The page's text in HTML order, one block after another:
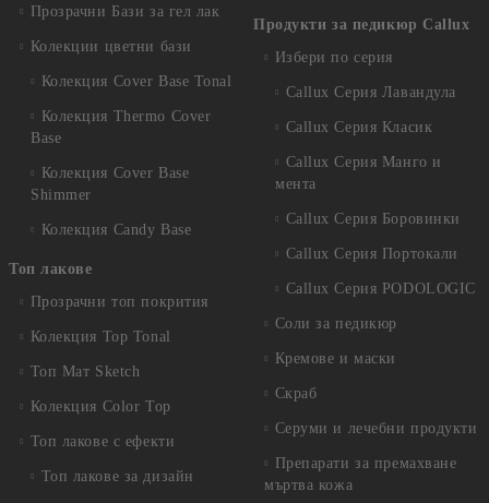
Прозрачни Бази за гел лак
Колекции цветни бази
Колекция Cover Base Tonal
Колекция Thermo Cover
Base
Колекция Cover Base
Shimmer
Колекция Candy Base
Топ лакове
Прозрачни топ покрития
Колекция Top Tonal
Топ Мат Sketch
Колекция Color Top
Топ лакове с ефекти
Топ лакове за дизайн
Продукти за педикюр Callux
Избери по серия
Callux Серия Лавандула
Callux Серия Класик
Callux Серия Манго и
мента
Callux Серия Боровинки
Callux Серия Портокали
Callux Серия PODOLOGIC
Соли за педикюр
Кремове и маски
Скраб
Серуми и лечебни продукти
Препарати за премахване
мъртва кожа